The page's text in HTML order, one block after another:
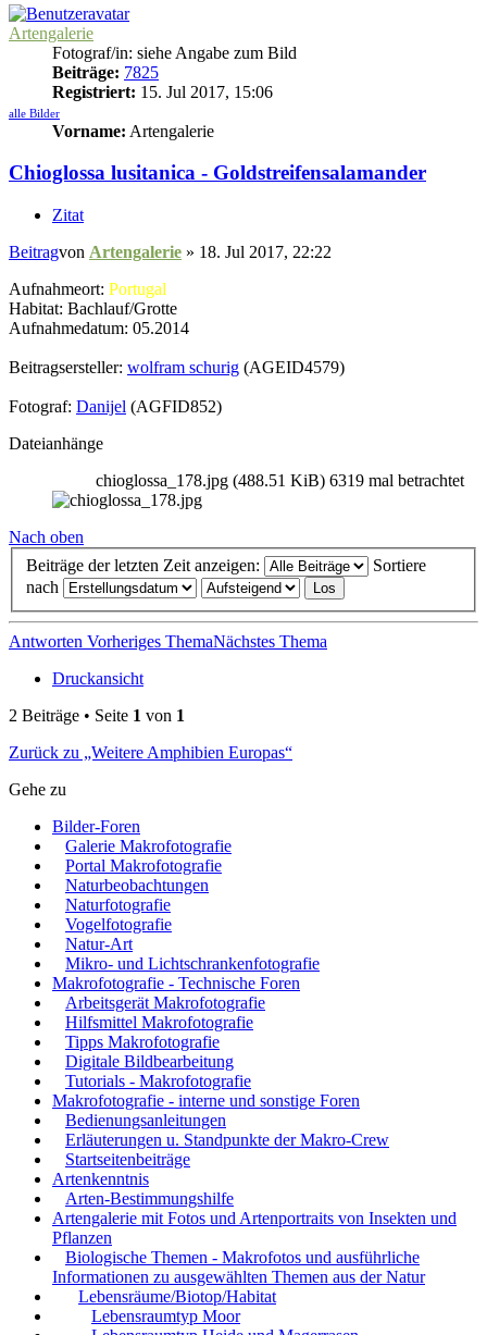
Artengalerie
Fotograf/in: siehe Angabe zum Bild
Beiträge: 7825
Registriert: 15. Jul 2017, 15:06
alle Bilder
Vorname: Artengalerie
Chioglossa lusitanica - Goldstreifensalamander
Zitat
Beitragvon Artengalerie » 18. Jul 2017, 22:22
Aufnahmeort: Portugal
Habitat: Bachlauf/Grotte
Aufnahmedatum: 05.2014
Beitragsersteller: wolfram schurig (AGEID4579)
Fotograf: Danijel (AGFID852)
Dateianhänge
chioglossa_178.jpg (488.51 KiB) 6319 mal betrachtet
Nach oben
Beiträge der letzten Zeit anzeigen:
Sortiere
nach
Antworten Vorheriges ThemaNächstes Thema
Druckansicht
2 Beiträge • Seite 1 von 1
Zurück zu „Weitere Amphibien Europas“
Gehe zu
Bilder-Foren
Galerie Makrofotografie
Portal Makrofotografie
Naturbeobachtungen
Naturfotografie
Vogelfotografie
Natur-Art
Mikro- und Lichtschrankenfotografie
Makrofotografie - Technische Foren
Arbeitsgerät Makrofotografie
Hilfsmittel Makrofotografie
Tipps Makrofotografie
Digitale Bildbearbeitung
Tutorials - Makrofotografie
Makrofotografie - interne und sonstige Foren
Bedienungsanleitungen
Erläuterungen u. Standpunkte der Makro-Crew
Startseitenbeiträge
Artenkenntnis
Arten-Bestimmungshilfe
Artengalerie mit Fotos und Artenportraits von Insekten und
Pflanzen
Biologische Themen - Makrofotos und ausführliche
Informationen zu ausgewählten Themen aus der Natur
Lebensräume/Biotop/Habitat
Lebensraumtyp Moor